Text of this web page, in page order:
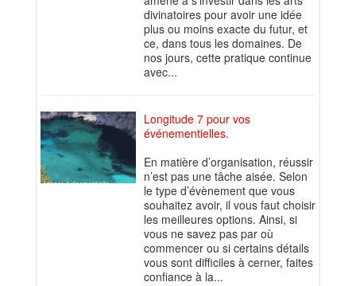
divinatoires pour avoir une idée
plus ou moins exacte du futur, et
ce, dans tous les domaines. De
nos jours, cette pratique continue
avec...
Longitude 7 pour vos
événementielles.
En matière d’organisation, réussir
n’est pas une tâche aisée. Selon
le type d’évènement que vous
souhaitez avoir, il vous faut choisir
les meilleures options. Ainsi, si
vous ne savez pas par où
commencer ou si certains détails
vous sont difficiles à cerner, faites
confiance à la...